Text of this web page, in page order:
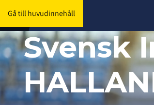
Gå till huvudinnehåll
Svensk